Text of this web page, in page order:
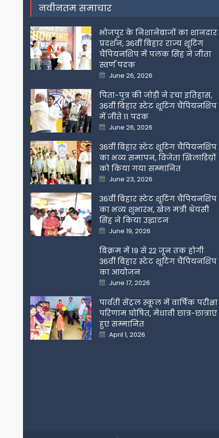
नवीनतम समाचार
भोजपुर के निशानेबाजों का शानदार
प्रदर्शन, 36वीं बिहार राज्य शूटिंग
चैंपियनशिप में पलक सिंह ने जीता
स्वर्ण पदक
Posted
on
June 26, 2026
पिता-पुत्र की जोड़ी ने रचा इतिहास,
36वीं बिहार स्टेट शूटिंग चैंपियनशिप
में जीते 11 पदक
Posted
on
June 26, 2026
36वीं बिहार स्टेट शूटिंग चैंपियनशिप
का भव्य समापन, विजेता खिलाडिय़ों
को किया गया सम्मानित
Posted
on
June 23, 2026
36वीं बिहार स्टेट शूटिंग चैंपियनशिप
का भव्य शुभारंभ, खेल मंत्री श्रेयसी
सिंह ने किया उद्घाटन
Posted
on
June 19, 2026
बिक्रम में 19 से 22 जून तक होगी
36वीं बिहार स्टेट शूटिंग चैंपियनशिप
का आयोजन
Posted
on
June 17, 2026
पार्वती सेंट्रल स्कूल में वार्षिक परीक्षा
परिणाम घोषित, मेधावी छात्र-छात्राएं
हुए सम्मानित
Posted
on
April 1, 2026